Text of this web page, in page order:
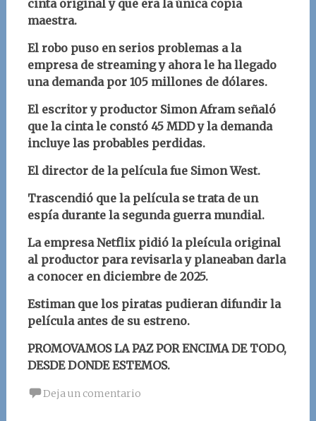
cinta original y que era la única copia
maestra.
El robo puso en serios problemas a la
empresa de streaming y ahora le ha llegado
una demanda por 105 millones de dólares.
El escritor y productor Simon Afram señaló
que la cinta le constó 45 MDD y la demanda
incluye las probables perdidas.
El director de la película fue Simon West.
Trascendió que la película se trata de un
espía durante la segunda guerra mundial.
La empresa Netflix pidió la pleícula original
al productor para revisarla y planeaban darla
a conocer en diciembre de 2025.
Estiman que los piratas pudieran difundir la
película antes de su estreno.
PROMOVAMOS LA PAZ POR ENCIMA DE TODO,
DESDE DONDE ESTEMOS.
Deja un comentario